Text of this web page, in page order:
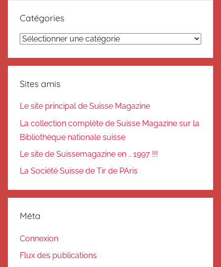
Catégories
Catégories
Sites amis
Le site principal de Suisse Magazine
La collection complète de Suisse Magazine sur la
Bibliothèque nationale suisse
Le site de Suissemagazine en .. 1997 !!!
La Société Suisse de Tir de PAris
Méta
Connexion
Flux des publications